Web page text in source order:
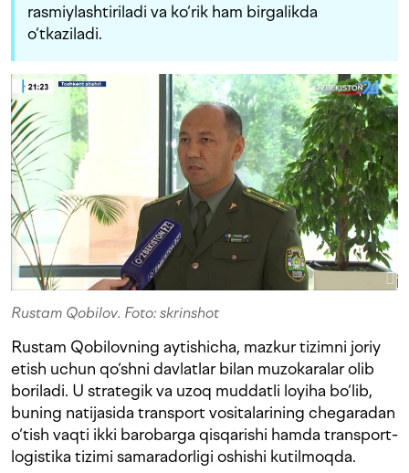
rasmiylashtiriladi va ko‘rik ham birgalikda
o‘tkaziladi.
Rustam Qobilov. Foto: skrinshot
Rustam Qobilovning aytishicha, mazkur tizimni joriy
etish uchun qo‘shni davlatlar bilan muzokaralar olib
boriladi. U strategik va uzoq muddatli loyiha bo‘lib,
buning natijasida transport vositalarining chegaradan
o‘tish vaqti ikki barobarga qisqarishi hamda transport-
logistika tizimi samaradorligi oshishi kutilmoqda.